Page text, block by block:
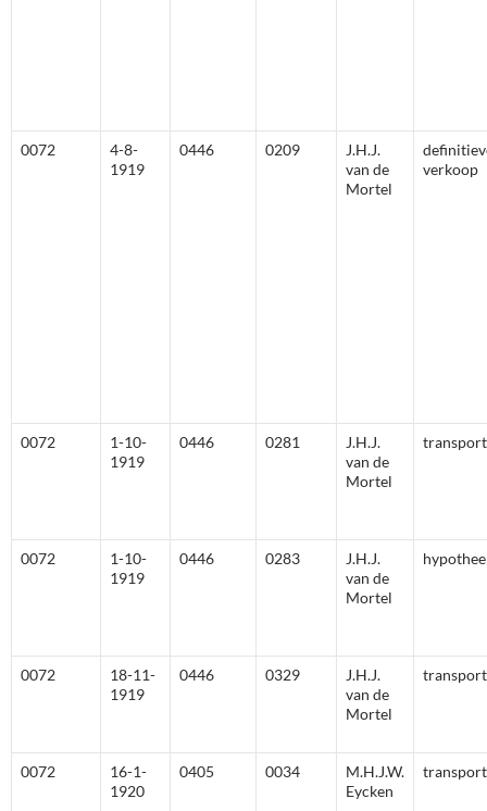
0072
4-8-
1919
0446 0209
J.H.J.
van de
Mortel
verkoop
0072
1-10-
1919
0446 0281
J.H.J.
van de
Mortel
transport
0072
1-10-
1919
0446 0283
J.H.J.
van de
Mortel
0072
18-11-
1919
0446 0329
J.H.J.
van de
Mortel
transport
0072
16-1-
1920
0405 0034
M.H.J.W.
Eycken
transport